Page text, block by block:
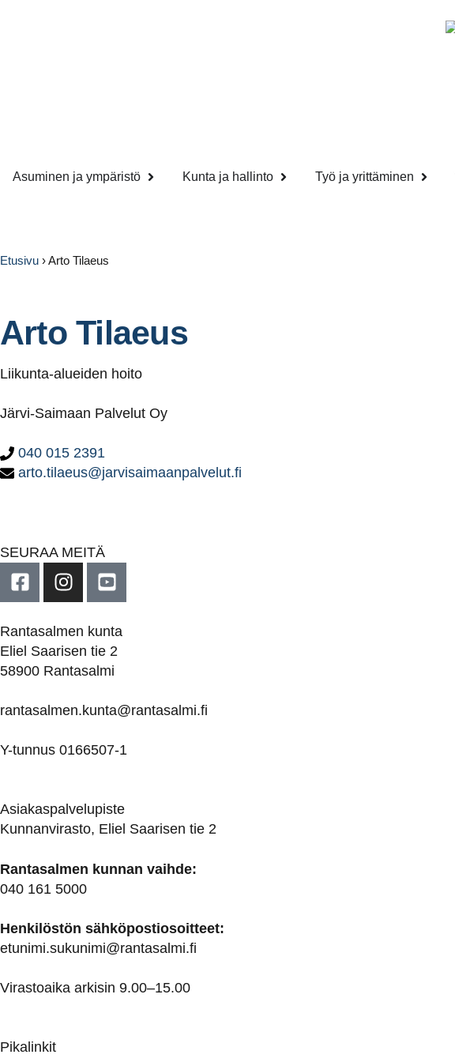
Asuminen ja ympäristö Kunta ja hallinto Työ ja yrittäminen
Etusivu ›Arto Tilaeus
Arto Tilaeus
Liikunta-alueiden hoito
Järvi-Saimaan Palvelut Oy
040 015 2391
arto.tilaeus@jarvisaimaanpalvelut.fi
SEURAA MEITÄ
Rantasalmen kunta
Eliel Saarisen tie 2
58900 Rantasalmi
rantasalmen.kunta@rantasalmi.fi
Y-tunnus 0166507-1
Asiakaspalvelupiste
Kunnanvirasto, Eliel Saarisen tie 2
Rantasalmen kunnan vaihde:
040 161 5000
Henkilöstön sähköpostiosoitteet:
etunimi.sukunimi@rantasalmi.fi
Virastoaika arkisin 9.00–15.00
Pikalinkit